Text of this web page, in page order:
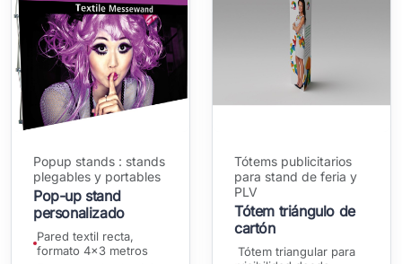
Popup stands : stands
plegables y portables
Pop-up stand
personalizado
Pared textil recta,
formato 4x3 metros
Tótems publicitarios
para stand de feria y
PLV
Tótem triángulo de
cartón
Tótem triangular para